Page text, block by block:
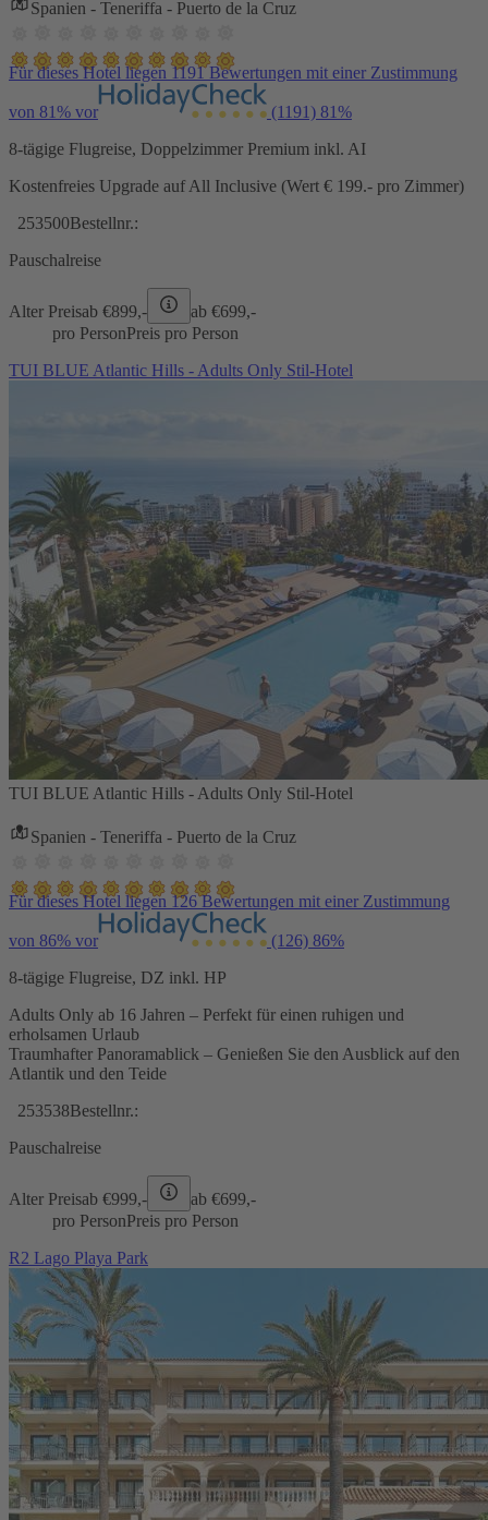
Spanien - Teneriffa - Puerto de la Cruz
Für dieses Hotel liegen 1191 Bewertungen mit einer Zustimmung
von 81% vor (1191) 81%
8-tägige Flugreise, Doppelzimmer Premium inkl. AI
Kostenfreies Upgrade auf All Inclusive (Wert € 199.- pro Zimmer)
253500Bestellnr.:
Pauschalreise
Alter Preisab €899,- ab €699,-
pro PersonPreis pro Person
TUI BLUE Atlantic Hills - Adults Only Stil-Hotel
TUI BLUE Atlantic Hills - Adults Only Stil-Hotel
Spanien - Teneriffa - Puerto de la Cruz
Für dieses Hotel liegen 126 Bewertungen mit einer Zustimmung
von 86% vor (126) 86%
8-tägige Flugreise, DZ inkl. HP
Adults Only ab 16 Jahren – Perfekt für einen ruhigen und
erholsamen Urlaub
Traumhafter Panoramablick – Genießen Sie den Ausblick auf den
Atlantik und den Teide
253538Bestellnr.:
Pauschalreise
Alter Preisab €999,- ab €699,-
pro PersonPreis pro Person
R2 Lago Playa Park